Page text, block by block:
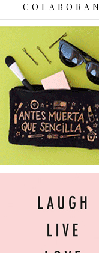
COLABORAN